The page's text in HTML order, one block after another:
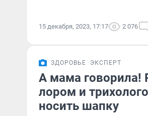
15 декабря, 2023, 17:17 2 076
ЗДОРОВЬЕ ЭКСПЕРТ
А мама говорила!
лором и
носить шапку